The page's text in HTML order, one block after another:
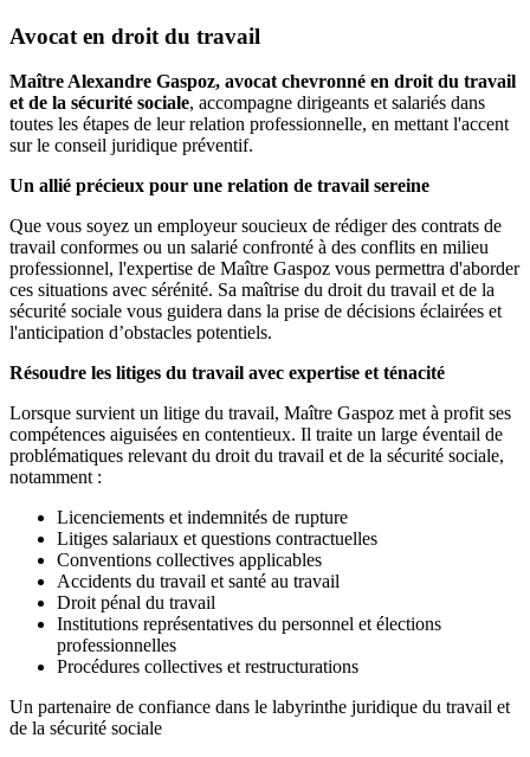
Avocat en droit du travail
Maître Alexandre Gaspoz, avocat chevronné en droit du travail
et de la sécurité sociale, accompagne dirigeants et salariés dans
toutes les étapes de leur relation professionnelle, en mettant l'accent
sur le conseil juridique préventif.
Un allié précieux pour une relation de travail sereine
Que vous soyez un employeur soucieux de rédiger des contrats de
travail conformes ou un salarié confronté à des conflits en milieu
professionnel, l'expertise de Maître Gaspoz vous permettra d'aborder
ces situations avec sérénité. Sa maîtrise du droit du travail et de la
sécurité sociale vous guidera dans la prise de décisions éclairées et
l'anticipation d’obstacles potentiels.
Résoudre les litiges du travail avec expertise et ténacité
Lorsque survient un litige du travail, Maître Gaspoz met à profit ses
compétences aiguisées en contentieux. Il traite un large éventail de
problématiques relevant du droit du travail et de la sécurité sociale,
notamment :
Licenciements et indemnités de rupture
Litiges salariaux et questions contractuelles
Conventions collectives applicables
Accidents du travail et santé au travail
Droit pénal du travail
Institutions représentatives du personnel et élections
professionnelles
Procédures collectives et restructurations
Un partenaire de confiance dans le labyrinthe juridique du travail et
de la sécurité sociale